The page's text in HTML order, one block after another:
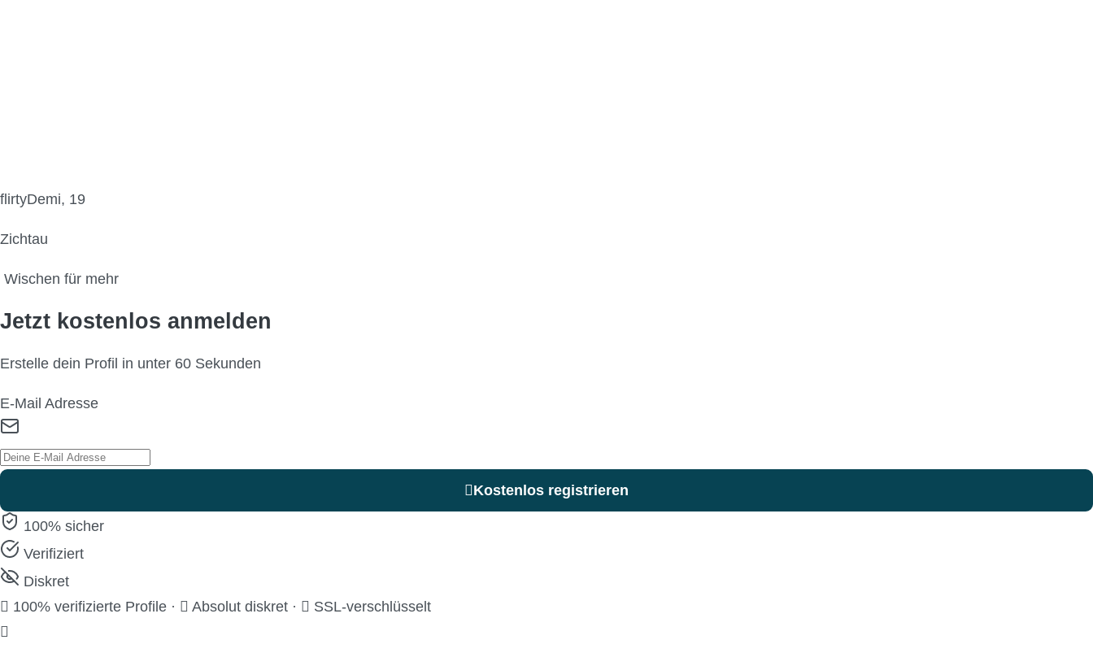
flirtyDemi, 19
Zichtau
Wischen für mehr
Jetzt kostenlos anmelden
Erstelle dein Profil in unter 60 Sekunden
E-Mail Adresse
Kostenlos registrieren
100% sicher
Verifiziert
Diskret
100% verifizierte Profile · Absolut diskret · SSL-verschlüsselt